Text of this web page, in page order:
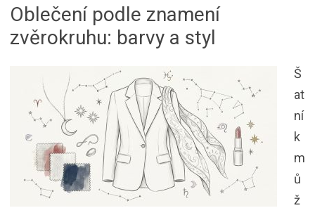
Oblečení podle znamení
zvěrokruhu: barvy a styl
Š
at
ní
k
m
ů
ž